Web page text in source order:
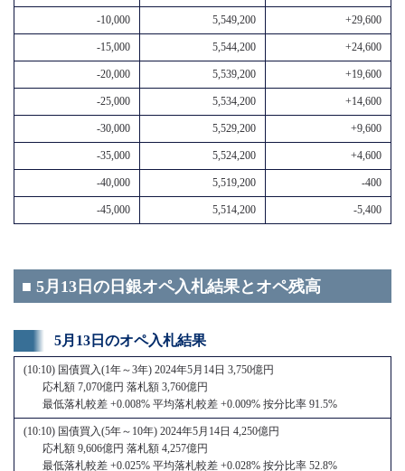
-10,000 5,549,200 +29,600
-15,000 5,544,200 +24,600
-20,000 5,539,200 +19,600
-25,000 5,534,200 +14,600
-30,000 5,529,200 +9,600
-35,000 5,524,200 +4,600
-40,000 5,519,200 -400
-45,000 5,514,200 -5,400
■ 5月13日の日銀オペ入札結果とオペ残高
5月13日のオペ入札結果
(10:10) 国債買入(1年～3年) 2024年5月14日 3,750億円
応札額 7,070億円 落札額 3,760億円
最低落札較差 +0.008% 平均落札較差 +0.009% 按分比率 91.5%
(10:10) 国債買入(5年～10年) 2024年5月14日 4,250億円
応札額 9,606億円 落札額 4,257億円
最低落札較差 +0.025% 平均落札較差 +0.028% 按分比率 52.8%